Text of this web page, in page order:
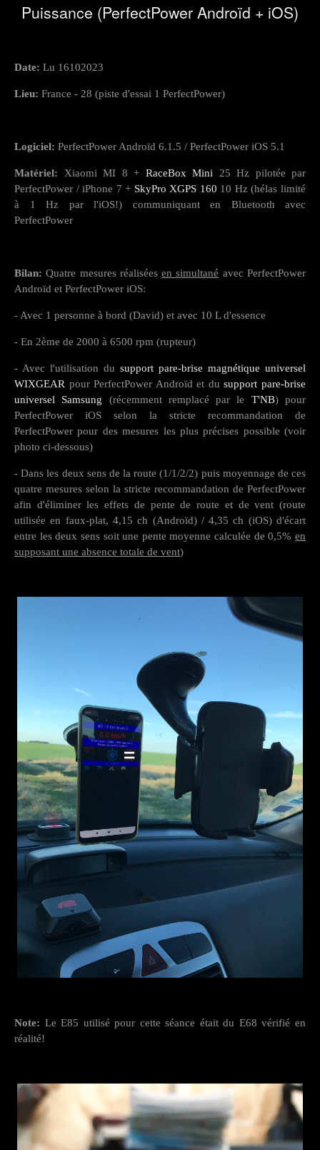
Puissance (PerfectPower Androïd + iOS)
Date: Lu 16102023
Lieu: France - 28 (piste d'essai 1 PerfectPower)
Logiciel: PerfectPower Androïd 6.1.5 / PerfectPower iOS 5.1
Matériel: Xiaomi MI 8 + RaceBox Mini 25 Hz pilotée par
PerfectPower / iPhone 7 + SkyPro XGPS 160 10 Hz (hélas limité
à 1 Hz par l'iOS!) communiquant en Bluetooth avec
PerfectPower
Bilan: Quatre mesures réaliséesen simultané avec PerfectPower
Androïd et PerfectPower iOS:
- Avec 1 personne à bord (David) et avec 10 L d'essence
- En 2ème de 2000 à 6500 rpm (rupteur)
- Avec l'utilisation du support pare-brise magnétique universel
WIXGEAR pour PerfectPower Androïd et dusupport pare-brise
universel Samsung (récemment remplacé par le T'NB) pour
PerfectPower iOS selon la stricte recommandation de
PerfectPower pour des mesures les plus précises possible (voir
photo ci-dessous)
- Dans les deux sens de la route (1/1/2/2) puis moyennage de ces
quatre mesures selon la stricte recommandation de PerfectPower
afin d'éliminer les effets de pente de route et de vent (route
utilisée en faux-plat, 4,15 ch (Androïd) / 4,35 ch (iOS) d'écart
entre les deux sens soit une pente moyenne calculée de 0,5% en
supposant une absence totale de vent)
Note: Le E85 utilisé pour cette séance était du E68 vérifié en
réalité!